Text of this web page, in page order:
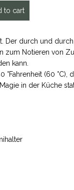
Der durch und
zum Notieren von
kann.
(60 °C),
in der Küche